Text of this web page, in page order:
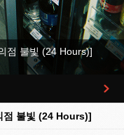
점 불빛 (24 Hours)]
불빛 (24 Hours)]
더보기